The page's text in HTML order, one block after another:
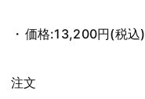
価格:13,200円(税込)
注文